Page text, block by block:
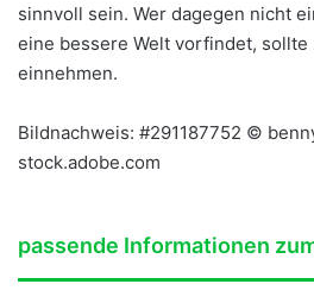
sinnvoll sein. Wer dagegen nicht
eine bessere Welt vorfindet, sollte
einnehmen.
Bildnachweis: #291187752 ©
stock.adobe.com
passende Informationen